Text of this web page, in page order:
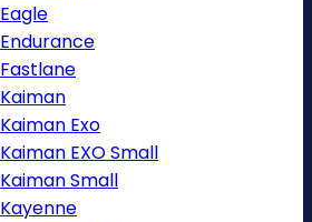
Eagle
Endurance
Fastlane
Kaiman
Kaiman Exo
Kaiman EXO Small
Kaiman Small
Kayenne